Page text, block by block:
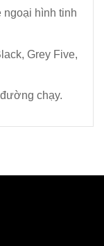
ngoại hình tinh
Grey Five,
chạy.